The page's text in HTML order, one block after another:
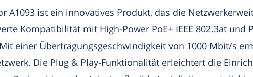
A1093 ist ein innovatives Produkt, das die
Kompatibilität mit High-Power PoE+ IEEE 802.3at und
einer Übertragungsgeschwindigkeit von 1000 Mbit/s
Die Plug & Play-Funktionalität erleichtert die